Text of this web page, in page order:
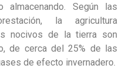
almacenando. Según las
la agricultura
nocivos de la tierra son
de cerca del 25% de las
de efecto invernadero.